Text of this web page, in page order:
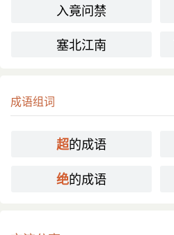
入竟问禁
塞北江南
成语组词
超的成语
绝的成语